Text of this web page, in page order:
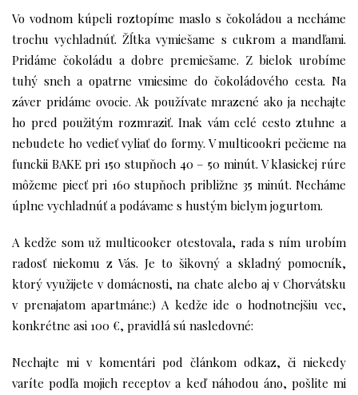
Vo vodnom kúpeli roztopíme maslo s čokoládou a necháme
trochu vychladnúť. Žĺtka vymiešame s cukrom a mandľami.
Pridáme čokoládu a dobre premiešame. Z bielok urobíme
tuhý sneh a opatrne vmiesime do čokoládového cesta. Na
záver pridáme ovocie. Ak používate mrazené ako ja nechajte
ho pred použitým rozmraziť. Inak vám celé cesto ztuhne a
nebudete ho vedieť vyliať do formy. V multicookri pečieme na
funckii BAKE pri 150 stupňoch 40 – 50 minút. V klasickej rúre
môžeme piecť pri 160 stupňoch približne 35 minút. Necháme
úplne vychladnúť a podávame s hustým bielym jogurtom.
A kedže som užmulticooker otestovala, rada s ním urobím
radosť niekomu z Vás. Je to šikovný a skladný pomocník,
ktorý využijete v domácnosti, na chate alebo aj v Chorvátsku
v prenajatom apartmáne:) A kedže ide o hodnotnejšiu vec,
konkrétne asi 100 €, pravidlá sú nasledovné:
Nechajte mi v komentári pod článkom odkaz, či niekedy
varíte podľa mojich receptov a keď náhodou áno, pošlite mi